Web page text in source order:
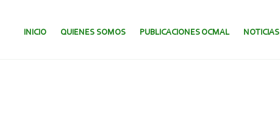
SALTAR AL CONTENIDO.
INICIO QUIENES SOMOS PUBLICACIONES OCMAL NOTICIAS